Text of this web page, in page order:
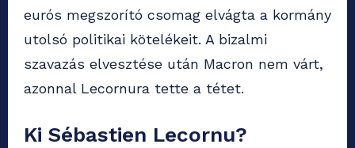
eurós megszorító csomag elvágta a kormány
utolsó politikai kötelékeit. A bizalmi
szavazás elvesztése után Macron nem várt,
azonnal Lecornura tette a tétet.
Ki Sébastien Lecornu?